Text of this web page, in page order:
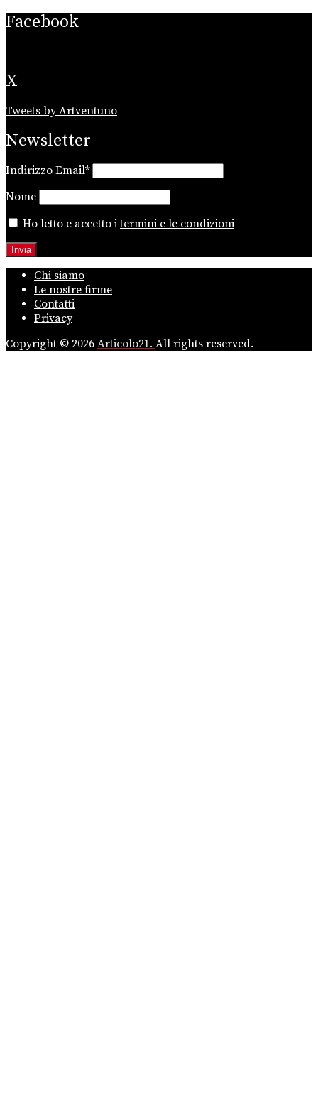
Facebook
X
Tweets by Artventuno
Newsletter
Indirizzo Email*
Nome
Ho letto e accetto itermini e le condizioni
Chi siamo
Le nostre firme
Contatti
Privacy
Copyright © 2026 Articolo21. All rights reserved.